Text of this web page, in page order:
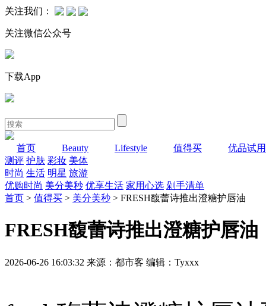
关注我们：
关注微信公众号
下载App
首页 Beauty Lifestyle 值得买
优品试用
测评 护肤 彩妆 美体
时尚 生活 明星 旅游
优购时尚 美分美秒 优享生活 家用心选 剁手清单
首页 > 值得买 > 美分美秒 > FRESH馥蕾诗推出澄糖护唇油
FRESH馥蕾诗推出澄糖护唇油
2026-06-26 16:03:32 来源：都市客 编辑：Tyxxx